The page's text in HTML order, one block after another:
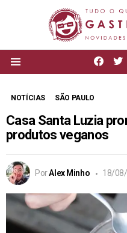
NOTÍCIAS SÃO PAULO
Casa Santa Luzia
produtos veganos
PorAlex Minho 18/08/